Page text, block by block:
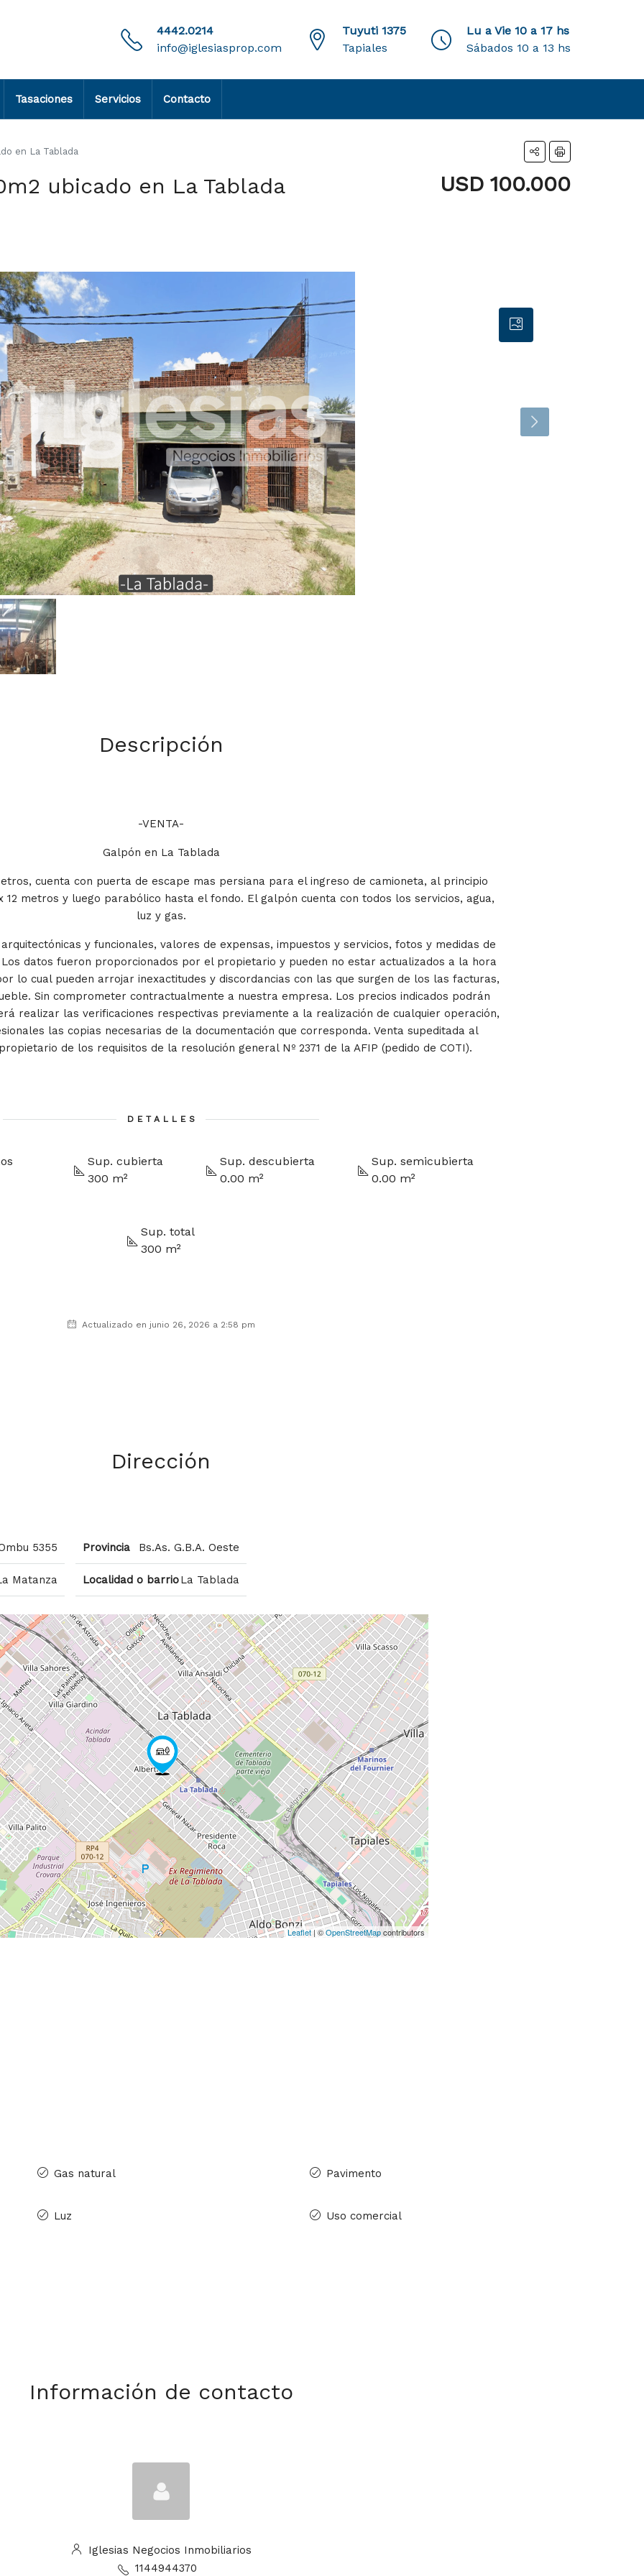
4442.0214
info@iglesiasprop.com
Tuyuti 1375
Tapiales
Lu a Vie 10 a 17 hs
Sábados 10 a 13 hs
Tasaciones Servicios Contacto
en La Tablada
ubicado en La Tablada USD 100.000
Descripción
-VENTA-
Galpón en La Tablada
cuenta con puerta de escape mas persiana para el ingreso de camioneta, al principio
12 metros y luego parabólico hasta el fondo. El galpón cuenta con todos los servicios, agua,
luz y gas.
arquitectónicas y funcionales, valores de expensas, impuestos y servicios, fotos y medidas de
datos fueron proporcionados por el propietario y pueden no estar actualizados a la hora
lo cual pueden arrojar inexactitudes y discordancias con las que surgen de los las facturas,
Sin comprometer contractualmente a nuestra empresa. Los precios indicados podrán
realizar las verificaciones respectivas previamente a la realización de cualquier operación,
las copias necesarias de la documentación que corresponda. Venta supeditada al
de los requisitos de la resolución general Nº 2371 de la AFIP (pedido de COTI).
DETALLES
Sup. cubierta
300 m²
Sup. descubierta
0.00 m²
Sup. semicubierta
0.00 m²
Sup. total
300 m²
Actualizado en junio 26, 2026 a 2:58 pm
Dirección
5355
Matanza
Provincia Bs.As. G.B.A. Oeste
Localidad o barrioLa Tablada
Leaflet | ©OpenStreetMapcontributors
Gas natural
Luz
Pavimento
Uso comercial
Información de contacto
Iglesias Negocios Inmobiliarios
1144944370